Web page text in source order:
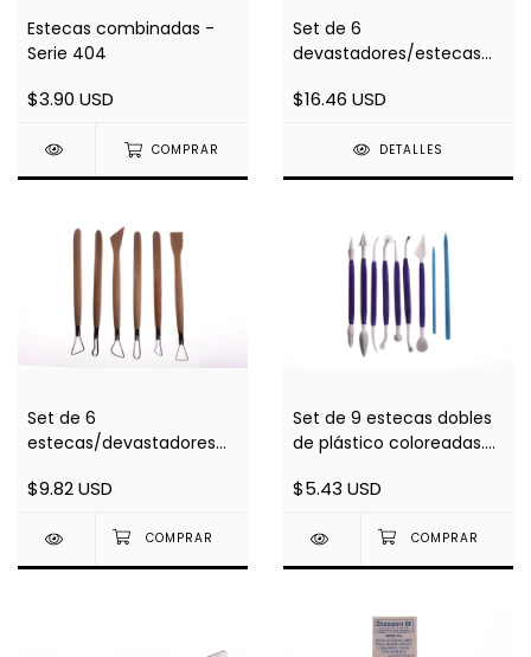
Estecas combinadas -
Serie 404
$3.90 USD
COMPRAR
Set de 6
devastadores/estecas
$16.46 USD
DETALLES
Set de 6
estecas/devastadores
$9.82 USD
Set de 9 estecas dobles
de plástico coloreadas.
$5.43 USD